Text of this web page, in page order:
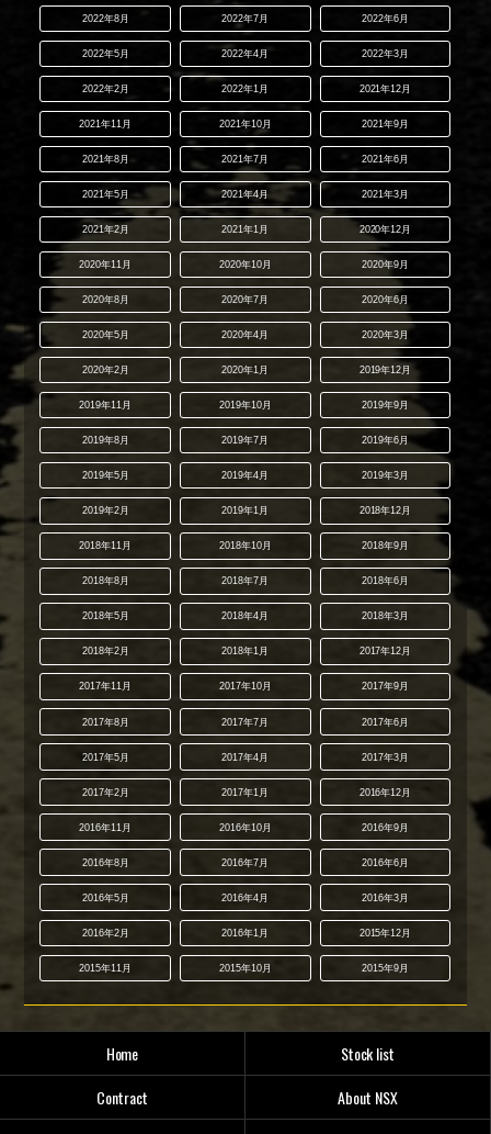
2022年8月 2022年7月 2022年6月
2022年5月 2022年4月 2022年3月
2022年2月 2022年1月 2021年12月
2021年11月 2021年10月 2021年9月
2021年8月 2021年7月 2021年6月
2021年5月 2021年4月 2021年3月
2021年2月 2021年1月 2020年12月
2020年11月 2020年10月 2020年9月
2020年8月 2020年7月 2020年6月
2020年5月 2020年4月 2020年3月
2020年2月 2020年1月 2019年12月
2019年11月 2019年10月 2019年9月
2019年8月 2019年7月 2019年6月
2019年5月 2019年4月 2019年3月
2019年2月 2019年1月 2018年12月
2018年11月 2018年10月 2018年9月
2018年8月 2018年7月 2018年6月
2018年5月 2018年4月 2018年3月
2018年2月 2018年1月 2017年12月
2017年11月 2017年10月 2017年9月
2017年8月 2017年7月 2017年6月
2017年5月 2017年4月 2017年3月
2017年2月 2017年1月 2016年12月
2016年11月 2016年10月 2016年9月
2016年8月 2016年7月 2016年6月
2016年5月 2016年4月 2016年3月
2016年2月 2016年1月 2015年12月
2015年11月 2015年10月 2015年9月
Home
Stock list
Contract
About NSX